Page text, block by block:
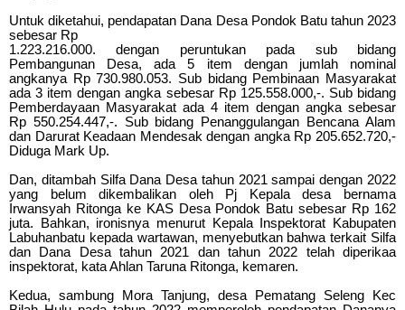
Untuk diketahui, pendapatan Dana Desa Pondok Batu tahun 2023
sebesar Rp
1.223.216.000. dengan peruntukan pada sub bidang
Pembangunan Desa, ada 5 item dengan jumlah nominal
angkanya Rp 730.980.053. Sub bidang Pembinaan Masyarakat
ada 3 item dengan angka sebesar Rp 125.558.000,-. Sub bidang
Pemberdayaan Masyarakat ada 4 item dengan angka sebesar
Rp 550.254.447,-. Sub bidang Penanggulangan Bencana Alam
dan Darurat Keadaan Mendesak dengan angka Rp 205.652.720,-
Diduga Mark Up.
Dan, ditambah Silfa Dana Desa tahun 2021 sampai dengan 2022
yang belum dikembalikan oleh Pj Kepala desa bernama
Irwansyah Ritonga ke KAS Desa Pondok Batu sebesar Rp 162
juta. Bahkan, ironisnya menurut Kepala Inspektorat Kabupaten
Labuhanbatu kepada wartawan, menyebutkan bahwa terkait Silfa
dan Dana Desa tahun 2021 dan tahun 2022 telah diperikaa
inspektorat, kata Ahlan Taruna Ritonga, kemaren.
Kedua, sambung Mora Tanjung, desa Pematang Seleng Kec